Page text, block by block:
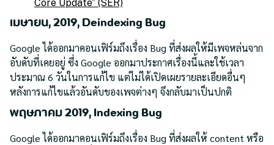
Core Update” (SER)
เมษายน, 2019, Deindexing Bug
Google ได้ออกมาคอนเฟิร์มถึงเรื่อง Bug ที่ส่งผลให้มีเพจหล่นจาก
อับดับที่เคยอยู่ ซึ่ง Google ออกมาประกาศเรื่องนี้และใช้เวลา
ประมาณ 6 วันในการแก้ไข แต่ไม่ได้เปิดเผยรายละเอียดอื่นๆ
หลังการแก้ไขแล้วอันดับของเพจต่างๆ จึงกลับมาเป็นปกติ
พฤษภาคม 2019, Indexing Bug
Google ได้ออกมาคอนเฟิร์มถึงเรื่อง Bug ที่ส่งผลให้ content หรือ